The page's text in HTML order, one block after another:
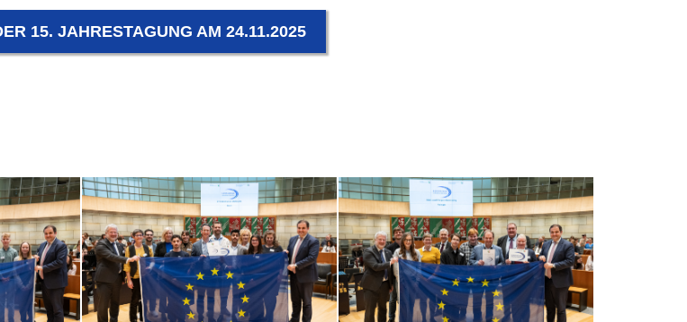
15. JAHRESTAGUNG AM 24.11.2025